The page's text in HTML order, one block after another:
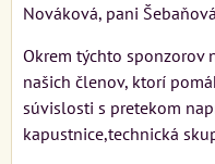
Nováková, pani
Okrem týchto sponzorov
našich členov, ktorí
súvislosti s pretekom
kapustnice,technická